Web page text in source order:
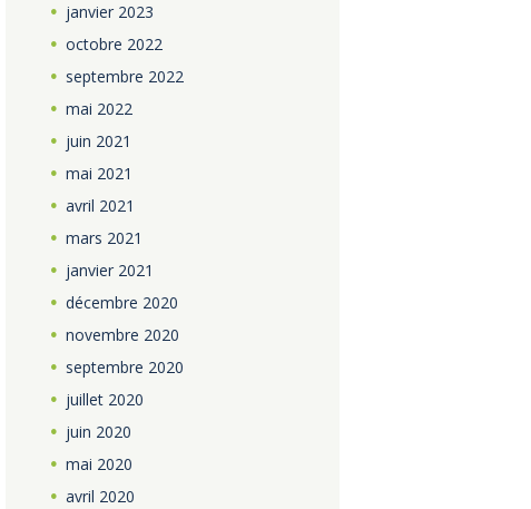
janvier 2023
octobre 2022
septembre 2022
mai 2022
juin 2021
mai 2021
avril 2021
mars 2021
janvier 2021
décembre 2020
novembre 2020
septembre 2020
juillet 2020
juin 2020
mai 2020
avril 2020